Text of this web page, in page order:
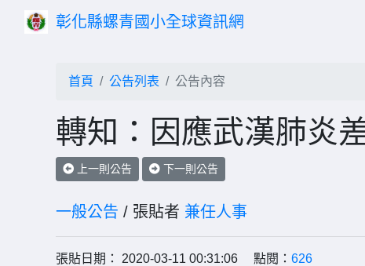
彰化縣螺青國小全球資訊網
首頁 公告列表 公告內容
轉知：因應武漢肺炎
上一則公告 下一則公告
一般公告 / 張貼者 兼任人事
張貼日期： 2020-03-11 00:31:06 點閱： 626